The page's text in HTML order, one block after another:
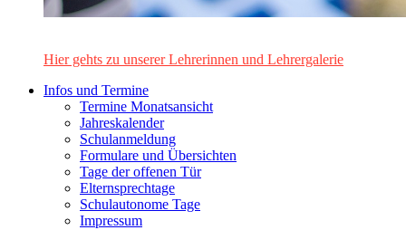
Hier gehts zu unserer Lehrerinnen und Lehrergalerie
Infos und Termine
Termine Monatsansicht
Jahreskalender
Schulanmeldung
Formulare und Übersichten
Tage der offenen Tür
Elternsprechtage
Schulautonome Tage
Impressum